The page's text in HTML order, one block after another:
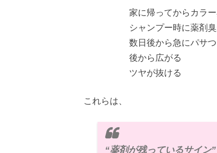
家に帰ってからカラ
シャンプー時に薬剤
数日後から急にパサつ
後から広がる
ツヤが抜ける
これらは、
“薬剤が残っているサイン”